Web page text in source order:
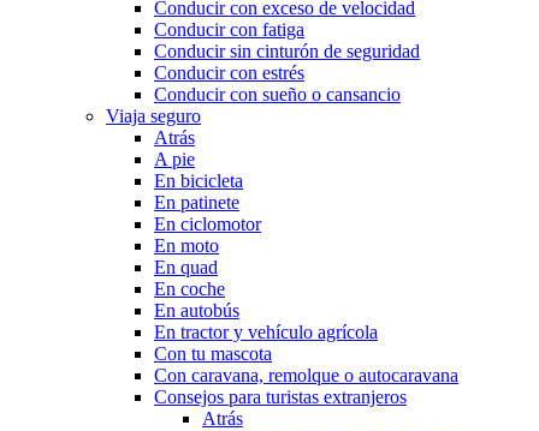
Conducir con exceso de velocidad
Conducir con fatiga
Conducir sin cinturón de seguridad
Conducir con estrés
Conducir con sueño o cansancio
Viaja seguro
Atrás
A pie
En bicicleta
En patinete
En ciclomotor
En moto
En quad
En coche
En autobús
En tractor y vehículo agrícola
Con tu mascota
Con caravana, remolque o autocaravana
Consejos para turistas extranjeros
Atrás